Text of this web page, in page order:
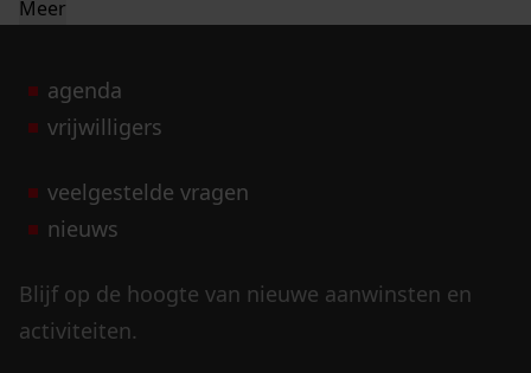
Meer
agenda
vrijwilligers
veelgestelde vragen
nieuws
Blijf op de hoogte van nieuwe aanwinsten en
activiteiten.